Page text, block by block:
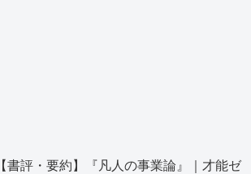
【書評・要約】『凡人の事業論』｜才能ゼ